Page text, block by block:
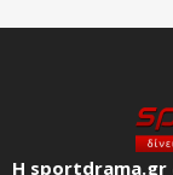
Η sportdrama.gr